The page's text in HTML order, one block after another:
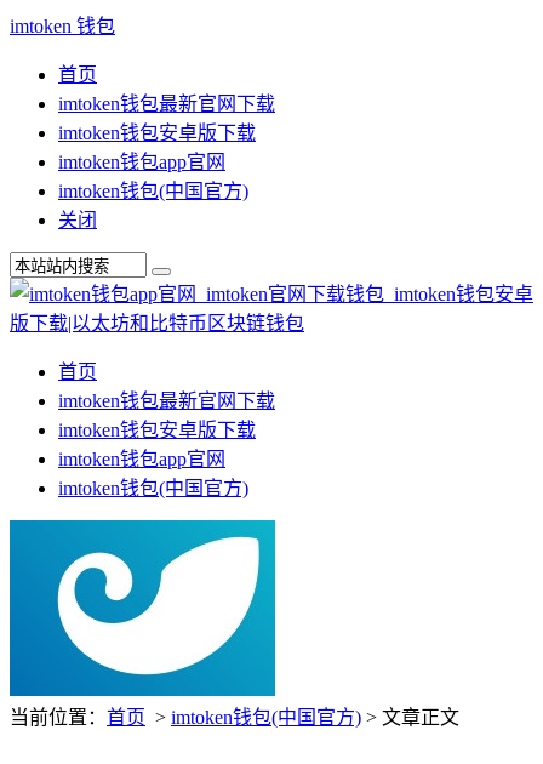
imtoken 钱包
首页
imtoken钱包最新官网下载
imtoken钱包安卓版下载
imtoken钱包app官网
imtoken钱包(中国官方)
关闭
首页
imtoken钱包最新官网下载
imtoken钱包安卓版下载
imtoken钱包app官网
imtoken钱包(中国官方)
当前位置： 首页 > imtoken钱包(中国官方) > 文章正文